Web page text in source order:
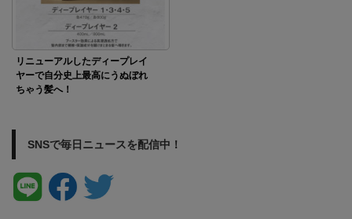
リニューアルしたディープレイ
ヤーで自分史上最高にうぬぼれ
ちゃう髪へ！
SNSで毎日ニュースを配信中！